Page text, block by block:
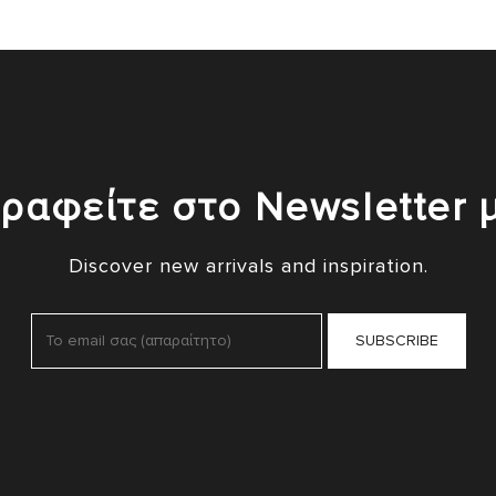
στο Newsletter
Discover new arrivals and inspiration.